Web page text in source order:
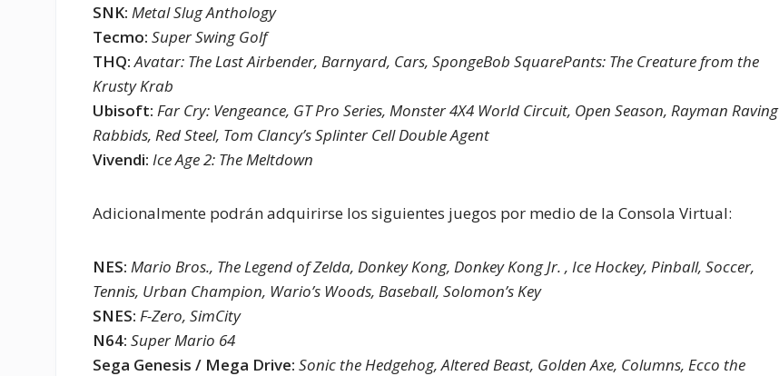
SNK: Metal Slug Anthology
Tecmo: Super Swing Golf
THQ: Avatar: The Last Airbender, Barnyard, Cars, SpongeBob SquarePants: The Creature from the
Krusty Krab
Ubisoft: Far Cry: Vengeance, GT Pro Series, Monster 4X4 World Circuit, Open Season, Rayman Raving
Rabbids, Red Steel, Tom Clancy’s Splinter Cell Double Agent
Vivendi: Ice Age 2: The Meltdown
Adicionalmente podrán adquirirse los siguientes juegos por medio de la Consola Virtual:
NES: Mario Bros., The Legend of Zelda, Donkey Kong, Donkey Kong Jr. , Ice Hockey, Pinball, Soccer,
Tennis, Urban Champion, Wario’s Woods, Baseball, Solomon’s Key
SNES: F-Zero, SimCity
N64: Super Mario 64
Sega Genesis / Mega Drive: Sonic the Hedgehog, Altered Beast, Golden Axe, Columns, Ecco the